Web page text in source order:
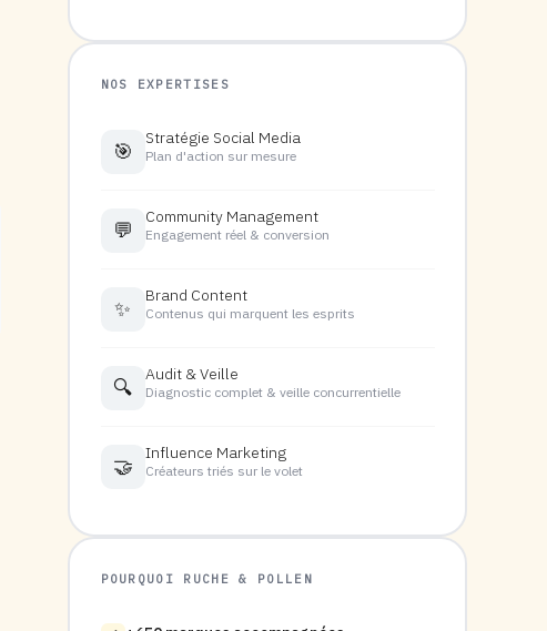
NOS EXPERTISES
🎯
Stratégie Social Media
Plan d'action sur mesure
💬
Community Management
Engagement réel & conversion
✨
Brand Content
Contenus qui marquent les esprits
🔍
Audit & Veille
Diagnostic complet & veille concurrentielle
🤝
Influence Marketing
Créateurs triés sur le volet
POURQUOI RUCHE & POLLEN